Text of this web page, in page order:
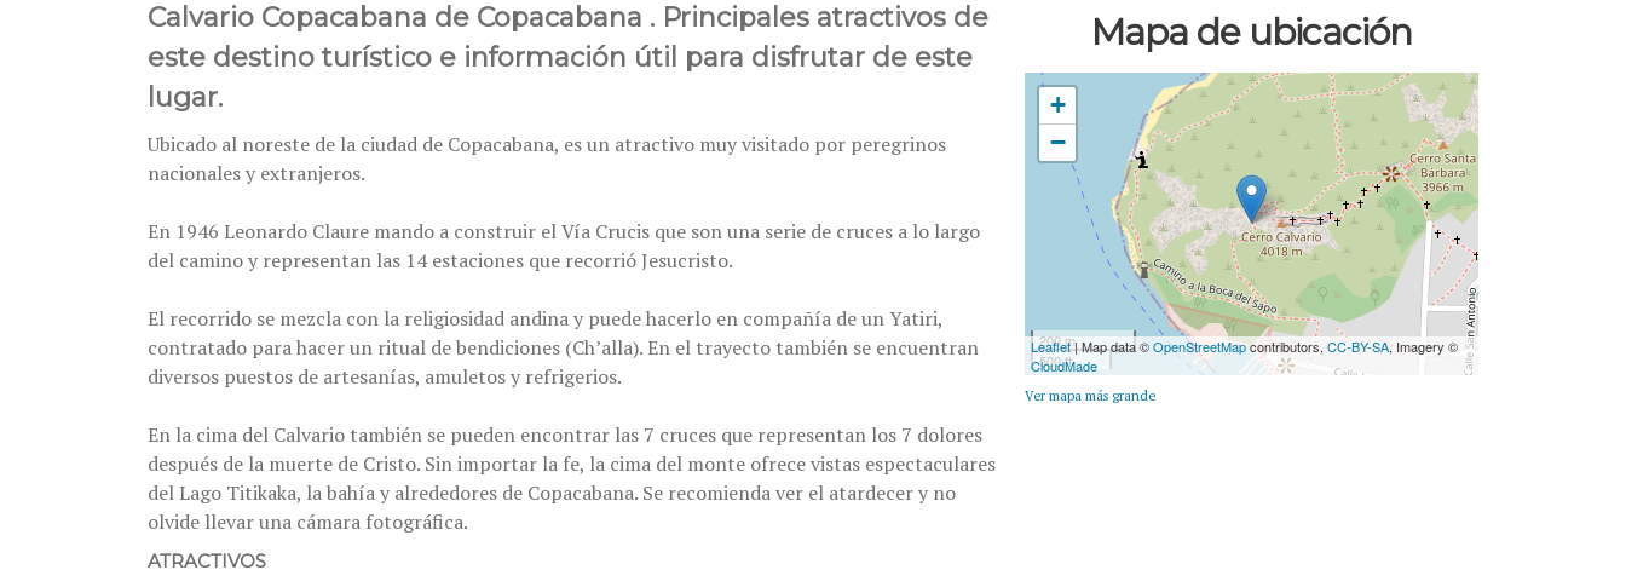
Calvario Copacabana de Copacabana . Principales atractivos de
este destino turístico e información útil para disfrutar de este
lugar.
Ubicado al noreste de la ciudad de Copacabana, es un atractivo muy visitado por peregrinos
nacionales y extranjeros.
En 1946 Leonardo Claure mando a construir el Vía Crucis que son una serie de cruces a lo largo
del camino y representan las 14 estaciones que recorrió Jesucristo.
El recorrido se mezcla con la religiosidad andina y puede hacerlo en compañía de un Yatiri,
contratado para hacer un ritual de bendiciones (Ch’alla). En el trayecto también se encuentran
diversos puestos de artesanías, amuletos y refrigerios.
En la cima del Calvario también se pueden encontrar las 7 cruces que representan los 7 dolores
después de la muerte de Cristo. Sin importar la fe, la cima del monte ofrece vistas espectaculares
del Lago Titikaka, la bahía y alrededores de Copacabana. Se recomienda ver el atardecer y no
olvide llevar una cámara fotográfica.
ATRACTIVOS
Mapa de ubicación
+
−
200 m
500 ft
Leaflet| Map data ©OpenStreetMapcontributors, CC-BY-SA, Imagery ©
CloudMade
Ver mapa más grande